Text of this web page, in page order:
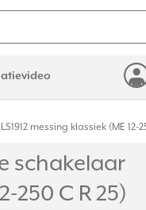
messing klassiek (ME 12-
schakelaar
250 C R 25)